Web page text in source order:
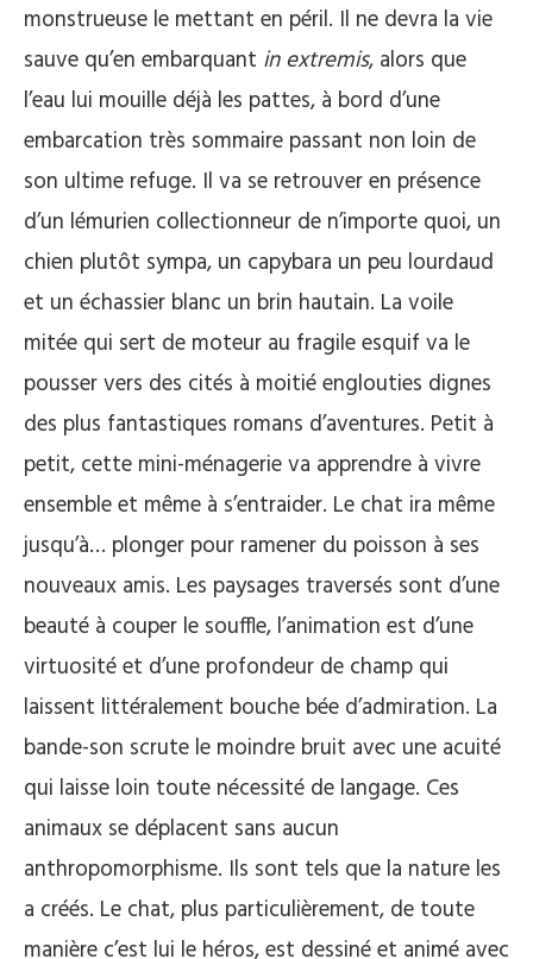
monstrueuse le mettant en péril. Il ne devra la vie
sauve qu’en embarquant in extremis, alors que
l’eau lui mouille déjà les pattes, à bord d’une
embarcation très sommaire passant non loin de
son ultime refuge. Il va se retrouver en présence
d’un lémurien collectionneur de n’importe quoi, un
chien plutôt sympa, un capybara un peu lourdaud
et un échassier blanc un brin hautain. La voile
mitée qui sert de moteur au fragile esquif va le
pousser vers des cités à moitié englouties dignes
des plus fantastiques romans d’aventures. Petit à
petit, cette mini-ménagerie va apprendre à vivre
ensemble et même à s’entraider. Le chat ira même
jusqu’à… plonger pour ramener du poisson à ses
nouveaux amis. Les paysages traversés sont d’une
beauté à couper le souffle, l’animation est d’une
virtuosité et d’une profondeur de champ qui
laissent littéralement bouche bée d’admiration. La
bande-son scrute le moindre bruit avec une acuité
qui laisse loin toute nécessité de langage. Ces
animaux se déplacent sans aucun
anthropomorphisme. Ils sont tels que la nature les
a créés. Le chat, plus particulièrement, de toute
manière c’est lui le héros, est dessiné et animé avec